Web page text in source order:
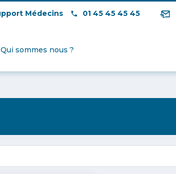
Médecins 01 45 45 45 45
Qui sommes nous ?